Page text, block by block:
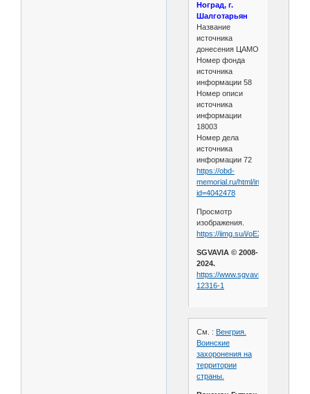
Ноград, г.
Шалготарьян
Название
источника
донесения ЦАМО
Номер фонда
источника
информации 58
Номер описи
источника
информации
18003
Номер дела
источника
информации 72
https://obd-
memorial.ru/html/info.htm?
id=4042478
Просмотр
изображения.
https://iimg.su/i/oEXTv
SGVAVIA © 2008-
2024.
https://www.sgvavia.ru/forum/
12316-1
См. : Венгрия.
Воинские
захоронения на
территории
страны.